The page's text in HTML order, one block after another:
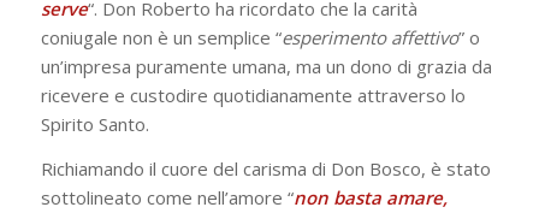
serve“. Don Roberto ha ricordato che la carità
coniugale non è un semplice “esperimento affettivo” o
un’impresa puramente umana, ma un dono di grazia da
ricevere e custodire quotidianamente attraverso lo
Spirito Santo.
Richiamando il cuore del carisma di Don Bosco, è stato
sottolineato come nell’amore “non basta amare,